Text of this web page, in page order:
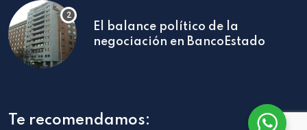
El balance político de la
negociación en BancoEstado
Te recomendamos: